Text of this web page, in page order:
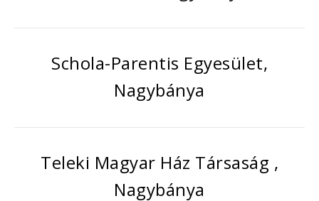
Schola-Parentis Egyesület,
Nagybánya
Teleki Magyar Ház Társaság ,
Nagybánya